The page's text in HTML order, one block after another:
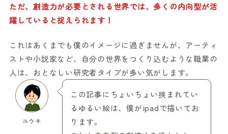
ただ、創造力が必要とされる世界では、多くの内向型が活
躍していると捉えられます！
これはあくまでも僕のイメージに過ぎませんが、アーティ
ストや小説家など、自分の世界をつくり込むような職業の
人は、おとなしい研究者タイプが多い気がします。
ユウキ
この記事にちょいちょい挟まれてい
るゆるい絵は、僕がipadで描いてお
ります。